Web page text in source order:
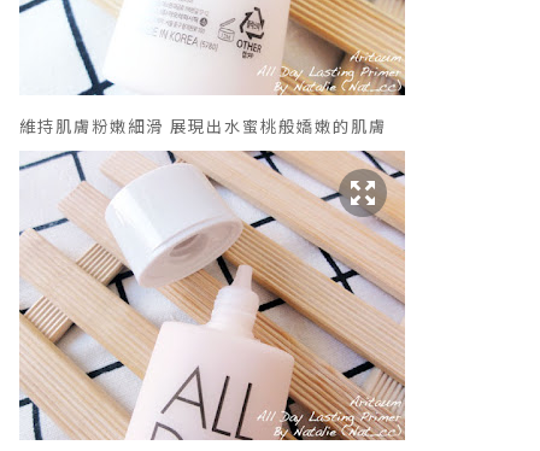
維持肌膚粉嫩細滑 展現出水蜜桃般嬌嫩的肌膚